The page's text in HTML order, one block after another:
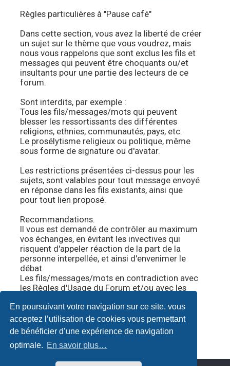
En poursuivant votre navigation sur ce site, vous
acceptez l’utilisation de cookies vous permettant
de bénéficier d’une expérience de navigation
optimale. En savoir plus…
Règles particulières à "Pause café"
Dans cette section, vous avez la liberté de créer
un sujet sur le thème que vous voudrez, mais
nous vous rappelons que sont exclus les fils et
messages qui peuvent être choquants ou/et
insultants pour une partie des lecteurs de ce
forum.
Sont interdits, par exemple :
Tous les fils/messages/mots qui peuvent
blesser les ressortissants des différentes
religions, ethnies, communautés, pays, etc.
Le prosélytisme religieux ou politique, même
sous forme de signature ou d'avatar.
Les restrictions présentées ci-dessus pour les
sujets, sont valables pour tout message envoyé
en réponse dans les fils existants, ainsi que
pour tout lien proposé.
Recommandations.
Il vous est demandé de contrôler au maximum
vos échanges, en évitant les invectives qui
risquent d'appeler réaction de la part de la
personne interpellée, et ainsi d'envenimer le
débat.
Les fils/messages/mots en contradiction avec
les Règles d'Usage du Forum et/ou avec les
supprimés sans explication.
Vivre et échanger en bonne entente ne tient
qu'à nous.#